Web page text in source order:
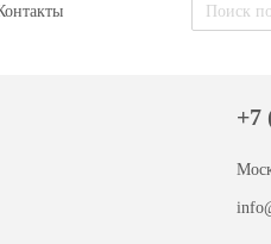
+7